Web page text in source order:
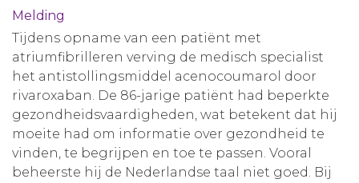
Aanmelden nieuwsbrief
Inloggen
Toegang leeromgeving
Melding
Tijdens opname van een patiënt met
atriumfibrilleren verving de medisch specialist
het antistollingsmiddel acenocoumarol door
rivaroxaban. De 86-jarige patiënt had beperkte
gezondheidsvaardigheden, wat betekent dat hij
moeite had om informatie over gezondheid te
vinden, te begrijpen en toe te passen. Vooral
beheerste hij de Nederlandse taal niet goed. Bij